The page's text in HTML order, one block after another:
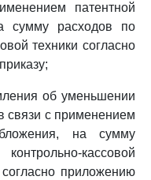
патентной
сумму расходов по
техники согласно
об уменьшении
связи с применением
на сумму
кассовой
приложению